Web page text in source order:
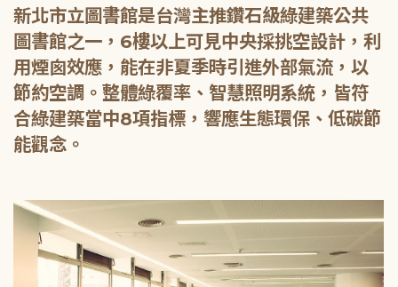
新北市立圖書館是台灣主推鑽石級綠建築公共
圖書館之一，6樓以上可見中央採挑空設計，利
用煙囪效應，能在非夏季時引進外部氣流，以
節約空調。整體綠覆率、智慧照明系統，皆符
合綠建築當中8項指標，響應生態環保、低碳節
能觀念。